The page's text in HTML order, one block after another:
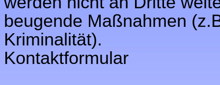
beugende Maßnahmen
Kriminalität).
Kontaktformular